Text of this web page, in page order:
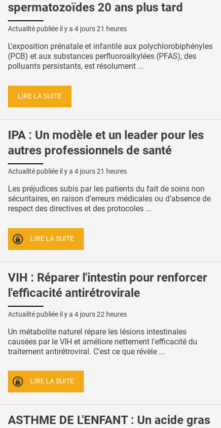
spermatozoïdes 20 ans plus tard
Actualité publiée il y a 4 jours 21 heures
L'exposition prénatale et infantile aux polychlorobiphényles
(PCB) et aux substances perfluoroalkylées (PFAS), des
polluants persistants, est résolument ...
LIRE LA SUITE
IPA : Un modèle et un leader pour les
autres professionnels de santé
Actualité publiée il y a 4 jours 21 heures
Les préjudices subis par les patients du fait de soins non
sécuritaires, en raison d’erreurs médicales ou d’absence de
respect des directives et des protocoles ...
LIRE LA SUITE
VIH : Réparer l'intestin pour renforcer
l'efficacité antirétrovirale
Actualité publiée il y a 4 jours 22 heures
Un métabolite naturel répare les lésions intestinales
causées par le VIH et améliore nettement l'efficacité du
traitement antirétroviral. C'est ce que révèle ...
LIRE LA SUITE
ASTHME DE L'ENFANT : Un acide gras